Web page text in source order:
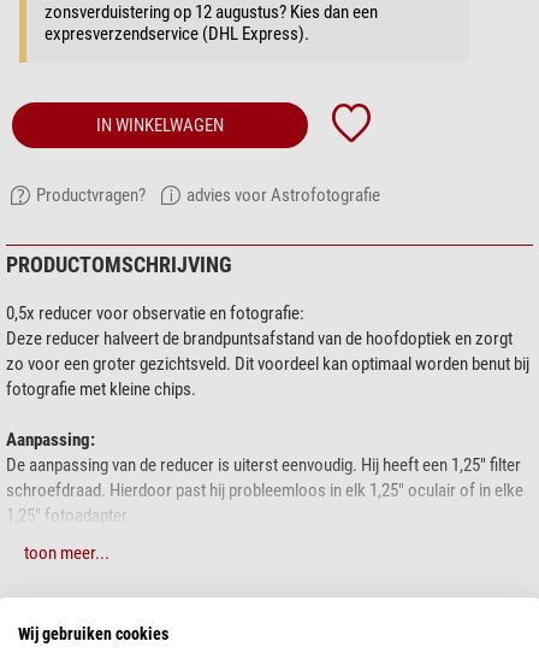
zonsverduistering op 12 augustus? Kies dan een
expresverzendservice (DHL Express).
IN WINKELWAGEN
Productvragen? advies voor Astrofotografie
PRODUCTOMSCHRIJVING
0,5x reducer voor observatie en fotografie:
Deze reducer halveert de brandpuntsafstand van de hoofdoptiek en zorgt
zo voor een groter gezichtsveld. Dit voordeel kan optimaal worden benut bij
fotografie met kleine chips.
Aanpassing:
De aanpassing van de reducer is uiterst eenvoudig. Hij heeft een 1,25" filter
schroefdraad. Hierdoor past hij probleemloos in elk 1,25" oculair of in elke
1,25" fotoadapter.
Fotografie:
toon meer...
SPECIFICATIES
Wij gebruiken cookies